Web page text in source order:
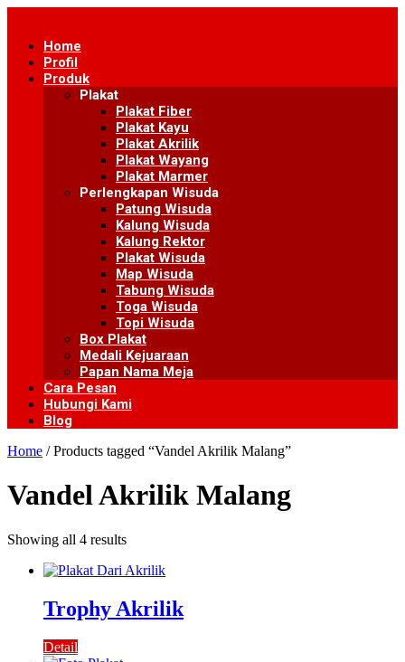
contentHome
Profil
Produk
Plakat
Plakat Fiber
Plakat Kayu
Plakat Akrilik
Plakat Wayang
Plakat Marmer
Perlengkapan Wisuda
Patung Wisuda
Kalung Wisuda
Kalung Rektor
Plakat Wisuda
Map Wisuda
Tabung Wisuda
Toga Wisuda
Topi Wisuda
Box Plakat
Medali Kejuaraan
Papan Nama Meja
Cara Pesan
Hubungi Kami
Blog
Home / Products tagged “Vandel Akrilik Malang”
Vandel Akrilik Malang
Showing all 4 results
Trophy Akrilik
Detail